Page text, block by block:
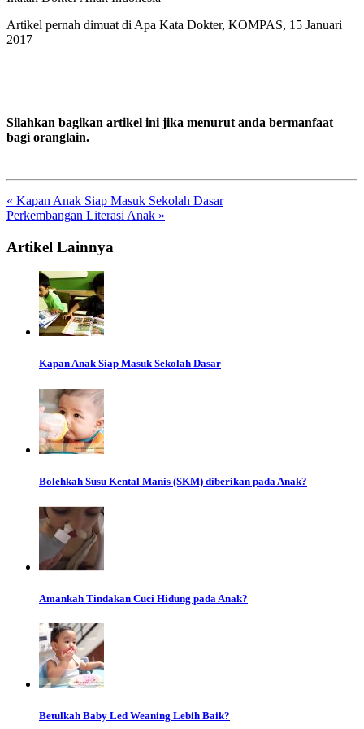
Artikel pernah dimuat di Apa Kata Dokter, KOMPAS, 15 Januari
2017
Silahkan bagikan artikel ini jika menurut anda bermanfaat
bagi oranglain.
« Kapan Anak Siap Masuk Sekolah Dasar
Perkembangan Literasi Anak »
Artikel Lainnya
Kapan Anak Siap Masuk Sekolah Dasar
Bolehkah Susu Kental Manis (SKM) diberikan pada Anak?
Amankah Tindakan Cuci Hidung pada Anak?
Betulkah Baby Led Weaning Lebih Baik?